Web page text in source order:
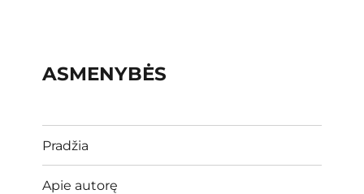
ASMENYBĖS
Pradžia
Apie autorę